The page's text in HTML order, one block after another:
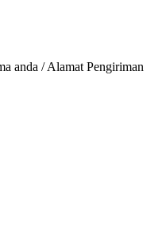
anda / Alamat Pengiriman